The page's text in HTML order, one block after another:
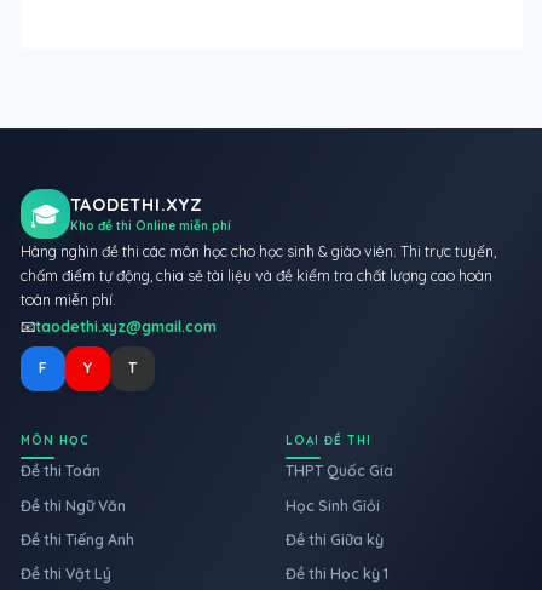
🎓 TAODETHI.XYZ
Kho đề thi Online miễn phí
Hàng nghìn đề thi các môn học cho học sinh & giáo viên. Thi trực tuyến,
chấm điểm tự động, chia sẻ tài liệu và đề kiểm tra chất lượng cao hoàn
toàn miễn phí.
📧taodethi.xyz@gmail.com
F Y T
MÔN HỌC
Đề thi Toán
Đề thi Ngữ Văn
Đề thi Tiếng Anh
Đề thi Vật Lý
LOẠI ĐỀ THI
THPT Quốc Gia
Học Sinh Giỏi
Đề thi Giữa kỳ
Đề thi Học kỳ 1